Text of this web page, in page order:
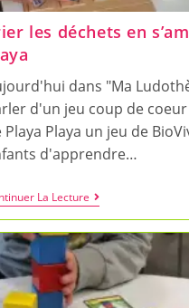
les déchets en
dans "Ma
d'un jeu coup de
Playa Playa un jeu de
d'apprendre…
La LectureTrier
Les
Déchets
En
S’amusant
Avec
Playa
Playa